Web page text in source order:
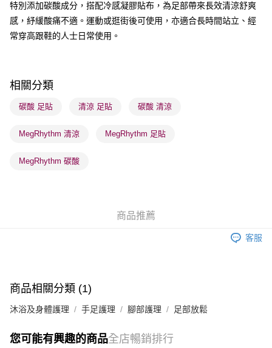
送貨方式
順豐自助櫃 - 確認發貨後1-3個工作天送達
順豐站及營業點 - 確認發貨後1-3個工作天送達
物流公司進行物流配送
澳門地區配送 - 確認發貨後1-4個工作天送達
特別添加碳酸成分，搭配冷感凝膠貼布，為足部帶來長效清涼舒爽
感，紓緩酸痛不適。運動或逛街後可使用，亦適合長時間站立、經
常穿高跟鞋的人士日常使用。
相關分類
碳酸 足貼 清涼 足貼 碳酸 清涼
MegRhythm 清涼 MegRhythm 足貼
MegRhythm 碳酸
商品推薦
客服
商品相關分類 (1)
沐浴及身體護理 手足護理 腳部護理 足部放鬆
您可能有興趣的商品全店暢銷排行